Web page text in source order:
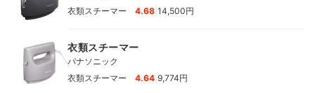
衣類スチーマー
4.68 14,500円
衣類スチーマー
パナソニック
衣類スチーマー
4.64 9,774円